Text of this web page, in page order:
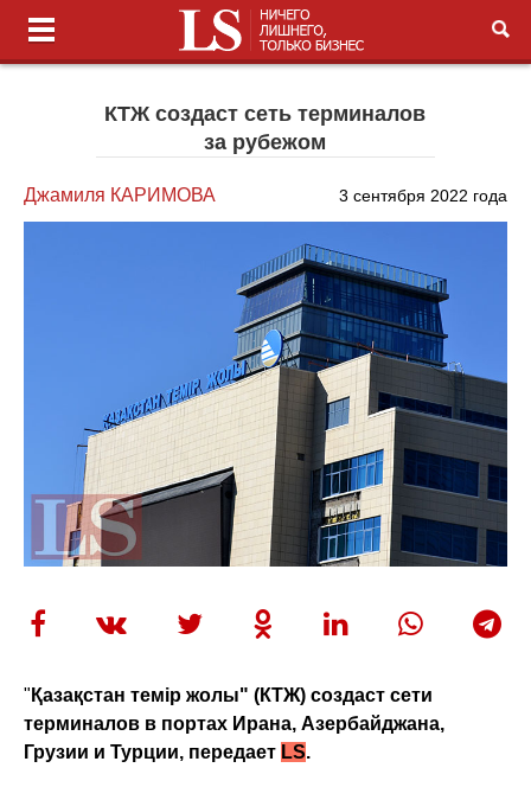
КТЖ создаст сеть терминалов
за рубежом
Джамиля КАРИМОВА 3 сентября 2022 года
" Қазақстан темір жолы" (КТЖ) создаст сети
терминалов в портах Ирана, Азербайджана,
Грузии и Турции, передает LS.